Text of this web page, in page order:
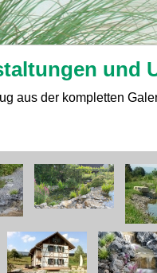
und
aus der kompletten